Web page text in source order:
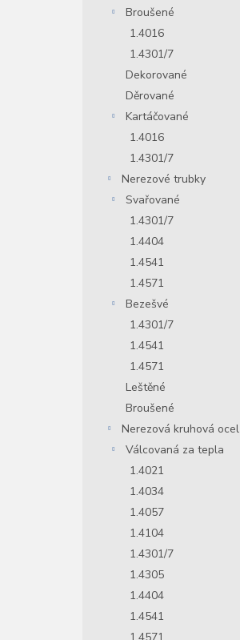
Broušené
1.4016
1.4301/7
Dekorované
Děrované
Kartáčované
1.4016
1.4301/7
Nerezové trubky
Svařované
1.4301/7
1.4404
1.4541
1.4571
Bezešvé
1.4301/7
1.4541
1.4571
Leštěné
Broušené
Nerezová kruhová ocel
Válcovaná za tepla
1.4021
1.4034
1.4057
1.4104
1.4301/7
1.4305
1.4404
1.4541